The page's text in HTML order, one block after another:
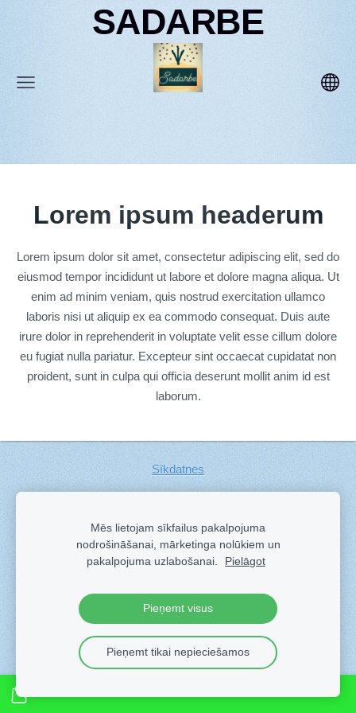
SADARBE
Lorem ipsum headerum
Lorem ipsum dolor sit amet, consectetur adipiscing elit, sed do
eiusmod tempor incididunt ut labore et dolore magna aliqua. Ut
enim ad minim veniam, quis nostrud exercitation ullamco
laboris nisi ut aliquip ex ea commodo consequat. Duis aute
irure dolor in reprehenderit in voluptate velit esse cillum dolore
eu fugiat nulla pariatur. Excepteur sint occaecat cupidatat non
proident, sunt in culpa qui officia deserunt mollit anim id est
laborum.
Sīkdatnes
Mēs lietojam sīkfailus pakalpojuma
nodrošināšanai, mārketinga nolūkiem un
pakalpojuma uzlabošanai.
Pielāgot
Pieņemt visus
Pieņemt tikai nepieciešamos